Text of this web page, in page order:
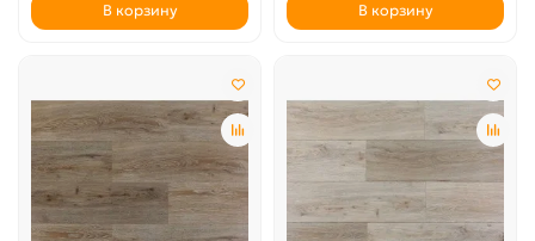
В корзину В корзину